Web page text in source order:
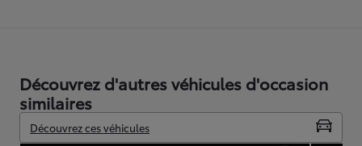
Découvrez d'autres véhicules d'occasion
similaires
Découvrez ces véhicules